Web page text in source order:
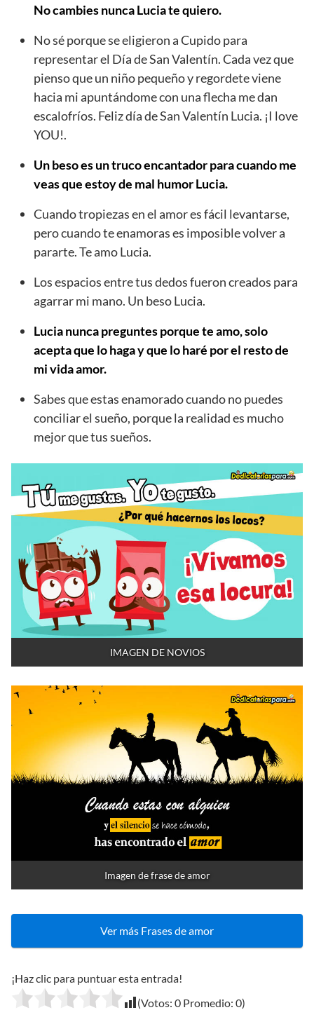
No cambies nunca Lucia te quiero.
No sé porque se eligieron a Cupido para
representar el Día de San Valentín. Cada vez que
pienso que un niño pequeño y regordete viene
hacia mi apuntándome con una flecha me dan
escalofríos. Feliz día de San Valentín Lucia. ¡I love
YOU!.
Un beso es un truco encantador para cuando me
veas que estoy de mal humor Lucia.
Cuando tropiezas en el amor es fácil levantarse,
pero cuando te enamoras es imposible volver a
pararte. Te amo Lucia.
Los espacios entre tus dedos fueron creados para
agarrar mi mano. Un beso Lucia.
Lucia nunca preguntes porque te amo, solo
acepta que lo haga y que lo haré por el resto de
mi vida amor.
Sabes que estas enamorado cuando no puedes
conciliar el sueño, porque la realidad es mucho
mejor que tus sueños.
IMAGEN DE NOVIOS
Imagen de frase de amor
Ver más Frases de amor
¡Haz clic para puntuar esta entrada!
(Votos: 0 Promedio: 0)